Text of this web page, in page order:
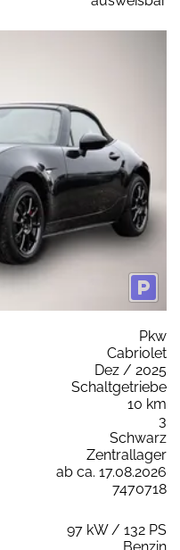
Pkw
Cabriolet
Dez / 2025
Schaltgetriebe
10 km
3
Schwarz
Zentrallager
ab ca. 17.08.2026
7470718
97 kW / 132 PS
Benzin